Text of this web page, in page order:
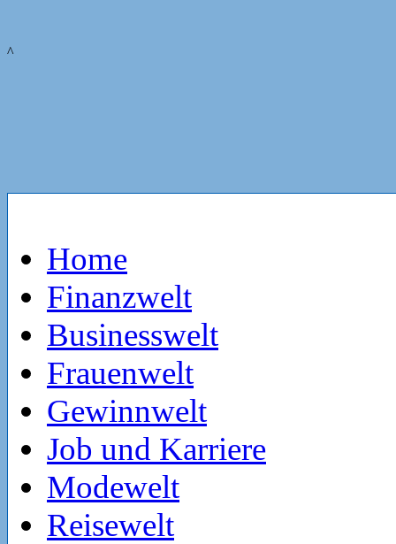
^
Home
Finanzwelt
Businesswelt
Frauenwelt
Gewinnwelt
Job und Karriere
Modewelt
Reisewelt